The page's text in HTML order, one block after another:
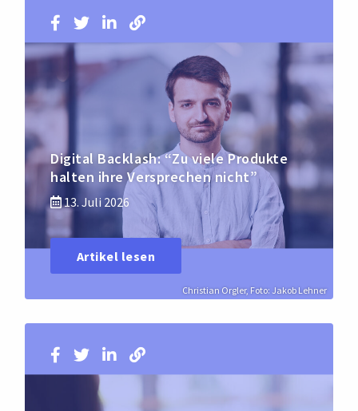
Christian Orgler, Foto: Jakob Lehner
Digital Backlash: “Zu viele Produkte
halten ihre Versprechen nicht”
13. Juli 2026
Artikel lesen